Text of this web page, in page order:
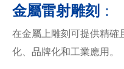
金屬雷射雕刻 ：
在金屬上雕刻可提供精確
化、品牌化和工業應用。